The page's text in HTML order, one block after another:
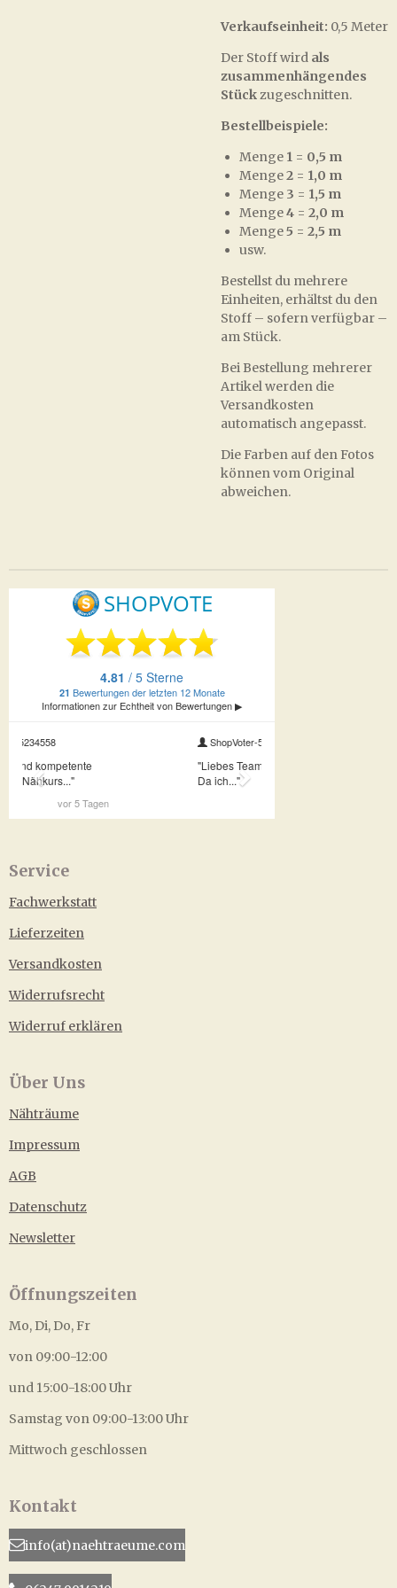
Verkaufseinheit: 0,5 Meter
Der Stoff wird als
zusammenhängendes
Stückzugeschnitten.
Bestellbeispiele:
Menge 1 = 0,5 m
Menge2 = 1,0 m
Menge 3 = 1,5 m
Menge4 = 2,0 m
Menge5 = 2,5 m
usw.
Bestellst du mehrere
Einheiten, erhältst du den
Stoff – sofern verfügbar –
am Stück.
Bei Bestellung mehrerer
Artikel werden die
Versandkosten
automatisch angepasst.
Die Farben auf den Fotos
können vom Original
abweichen.
Service
Fachwerkstatt
Lieferzeiten
Versandkosten
Widerrufsrecht
Widerruf erklären
Über Uns
Nähträume
Impressum
AGB
Datenschutz
Newsletter
Öffnungszeiten
Mo, Di, Do, Fr
von 09:00-12:00
und 15:00-18:00 Uhr
Samstag von 09:00-13:00 Uhr
Mittwoch geschlossen
Kontakt
info(at)naehtraeume.com